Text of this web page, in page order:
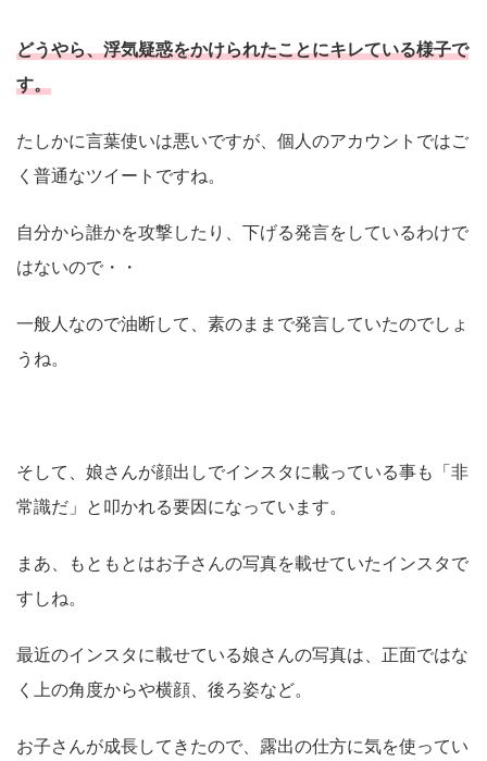
どうやら、浮気疑惑をかけられたことにキレている様子で
す。
たしかに言葉使いは悪いですが、個人のアカウントではご
く普通なツイートですね。
自分から誰かを攻撃したり、下げる発言をしているわけで
はないので・・
一般人なので油断して、素のままで発言していたのでしょ
うね。
そして、娘さんが顔出しでインスタに載っている事も「非
常識だ」と叩かれる要因になっています。
まあ、もともとはお子さんの写真を載せていたインスタで
すしね。
最近のインスタに載せている娘さんの写真は、正面ではな
く上の角度からや横顔、後ろ姿など。
お子さんが成長してきたので、露出の仕方に気を使ってい